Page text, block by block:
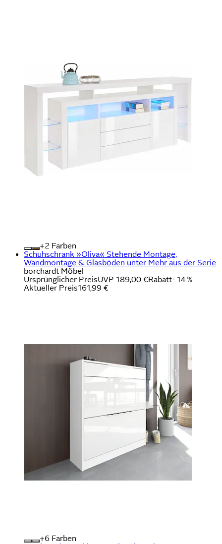
+
Farben
Schuhschrank »Oliva« Stehende Montage,
Wandmontage & Glasböden unter Mehr aus der Serie
borchardt Möbel
Ursprünglicher PreisUVP 189,00 €Rabatt- 14 %
Aktueller Preis161,99 €
+
Farben